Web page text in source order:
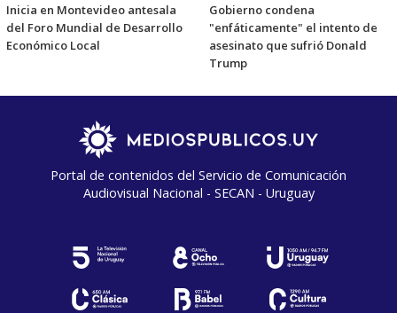
Inicia en Montevideo antesala
del Foro Mundial de Desarrollo
Económico Local
Gobierno condena
"enfáticamente" el intento de
asesinato que sufrió Donald
Trump
Portal de contenidos del Servicio de Comunicación
Audiovisual Nacional - SECAN - Uruguay